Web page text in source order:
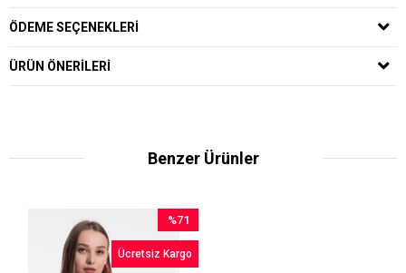
ÖDEME SEÇENEKLERI
ÜRÜN ÖNERILERI
Benzer Ürünler
%71
İndirim
%71İndirim
Ücretsiz Kargo